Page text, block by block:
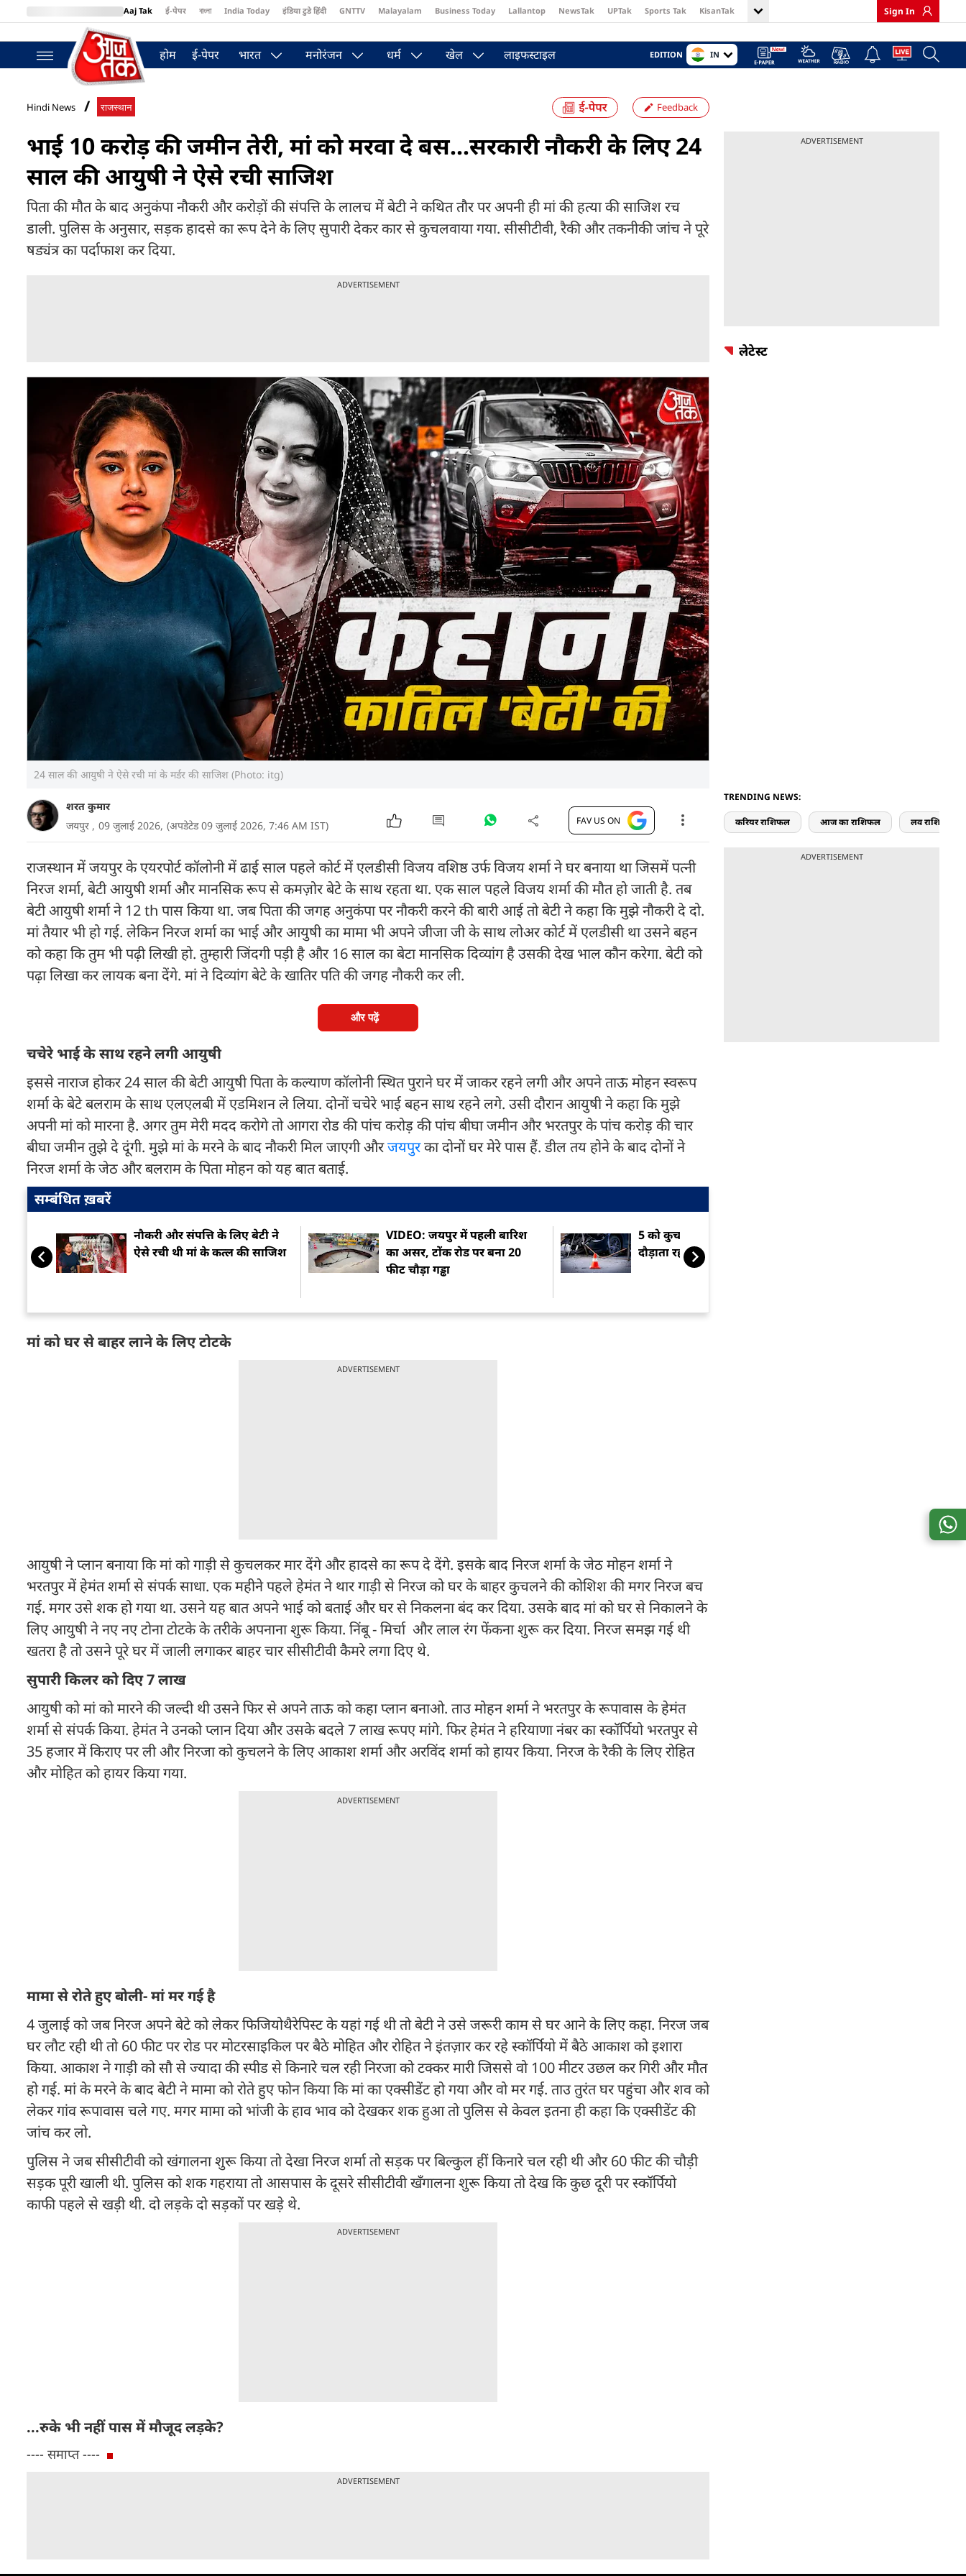
Aaj Tak ई-पेपर বাংলা India Today इंडिया टुडे हिंदी GNTTV Malayalam Business Today Lallantop NewsTak UPTak Sports Tak KisanTak
BT Bazaar
Sign In
होम ई-पेपर भारत मनोरंजन धर्म खेल लाइफस्टाइल EDITION IN
Hindi News राजस्थान Feedback
भाई 10 करोड़ की जमीन तेरी, मां को मरवा दे बस...सरकारी नौकरी के लिए 24
साल की आयुषी ने ऐसे रची साजिश
पिता की मौत के बाद अनुकंपा नौकरी और करोड़ों की संपत्ति के लालच में बेटी ने कथित तौर पर अपनी ही मां की हत्या की साजिश रच
डाली. पुलिस के अनुसार, सड़क हादसे का रूप देने के लिए सुपारी देकर कार से कुचलवाया गया. सीसीटीवी, रैकी और तकनीकी जांच ने पूरे
षड्यंत्र का पर्दाफाश कर दिया.
ADVERTISEMENT
24 साल की आयुषी ने ऐसे रची मां के मर्डर की साजिश (Photo: itg)
शरत कुमार
जयपुर , 09 जुलाई 2026, (अपडेटेड 09 जुलाई 2026, 7:46 AM IST) FAV US ON
राजस्थान में जयपुर के एयरपोर्ट कॉलोनी में ढाई साल पहले कोर्ट में एलडीसी विजय वशिष्ठ उर्फ विजय शर्मा ने घर बनाया था जिसमें पत्नी
निरज शर्मा, बेटी आयुषी शर्मा और मानसिक रूप से कमज़ोर बेटे के साथ रहता था. एक साल पहले विजय शर्मा की मौत हो जाती है. तब
बेटी आयुषी शर्मा ने 12 th पास किया था. जब पिता की जगह अनुकंपा पर नौकरी करने की बारी आई तो बेटी ने कहा कि मुझे नौकरी दे दो.
मां तैयार भी हो गई. लेकिन निरज शर्मा का भाई और आयुषी का मामा भी अपने जीजा जी के साथ लोअर कोर्ट में एलडीसी था उसने बहन
को कहा कि तुम भी पढ़ी लिखी हो. तुम्हारी जिंदगी पड़ी है और 16 साल का बेटा मानसिक दिव्यांग है उसकी देख भाल कौन करेगा. बेटी को
पढ़ा लिखा कर लायक बना देंगे. मां ने दिव्यांग बेटे के खातिर पति की जगह नौकरी कर ली.
और पढ़ें
चचेरे भाई के साथ रहने लगी आयुषी
इससे नाराज होकर 24 साल की बेटी आयुषी पिता के कल्याण कॉलोनी स्थित पुराने घर में जाकर रहने लगी और अपने ताऊ मोहन स्वरूप
शर्मा के बेटे बलराम के साथ एलएलबी में एडमिशन ले लिया. दोनों चचेरे भाई बहन साथ रहने लगे. उसी दौरान आयुषी ने कहा कि मुझे
अपनी मां को मारना है. अगर तुम मेरी मदद करोगे तो आगरा रोड की पांच करोड़ की पांच बीघा जमीन और भरतपुर के पांच करोड़ की चार
बीघा जमीन तुझे दे दूंगी. मुझे मां के मरने के बाद नौकरी मिल जाएगी औरजयपुरका दोनों घर मेरे पास हैं. डील तय होने के बाद दोनों ने
निरज शर्मा के जेठ और बलराम के पिता मोहन को यह बात बताई.
सम्बंधित ख़बरें
नौकरी और संपत्ति के लिए बेटी ने
ऐसे रची थी मां के कत्ल की साजिश
VIDEO: जयपुर में पहली बारिश
का असर, टोंक रोड पर बना 20
फीट चौड़ा गड्ढा
5 को कुचलने वाला बिना लाइसेंस
दौड़ाता रहा मौत का पहिया
मां को घर से बाहर लाने के लिए टोटके
ADVERTISEMENT
आयुषी ने प्लान बनाया कि मां को गाड़ी से कुचलकर मार देंगे और हादसे का रूप दे देंगे. इसके बाद निरज शर्मा के जेठ मोहन शर्मा ने
भरतपुर में हेमंत शर्मा से संपर्क साधा. एक महीने पहले हेमंत ने थार गाड़ी से निरज को घर के बाहर कुचलने की कोशिश की मगर निरज बच
गई. मगर उसे शक हो गया था. उसने यह बात अपने भाई को बताई और घर से निकलना बंद कर दिया. उसके बाद मां को घर से निकालने के
लिए आयुषी ने नए नए टोना टोटके के तरीके अपनाना शुरू किया. निंबू - मिर्चा और लाल रंग फेंकना शुरू कर दिया. निरज समझ गई थी
खतरा है तो उसने पूरे घर में जाली लगाकर बाहर चार सीसीटीवी कैमरे लगा दिए थे.
सुपारी किलर को दिए 7 लाख
आयुषी को मां को मारने की जल्दी थी उसने फिर से अपने ताऊ को कहा प्लान बनाओ. ताउ मोहन शर्मा ने भरतपुर के रूपावास के हेमंत
शर्मा से संपर्क किया. हेमंत ने उनको प्लान दिया और उसके बदले 7 लाख रूपए मांगे. फिर हेमंत ने हरियाणा नंबर का स्कॉर्पियो भरतपुर से
35 हजार में किराए पर ली और निरजा को कुचलने के लिए आकाश शर्मा और अरविंद शर्मा को हायर किया. निरज के रैकी के लिए रोहित
और मोहित को हायर किया गया.
ADVERTISEMENT
मामा से रोते हुए बोली- मां मर गई है
4 जुलाई को जब निरज अपने बेटे को लेकर फिजियोथैरेपिस्ट के यहां गई थी तो बेटी ने उसे जरूरी काम से घर आने के लिए कहा. निरज जब
घर लौट रही थी तो 60 फीट पर रोड पर मोटरसाइकिल पर बैठे मोहित और रोहित ने इंतज़ार कर रहे स्कॉर्पियो में बैठे आकाश को इशारा
किया. आकाश ने गाड़ी को सौ से ज्यादा की स्पीड से किनारे चल रही निरजा को टक्कर मारी जिससे वो 100 मीटर उछल कर गिरी और मौत
हो गई. मां के मरने के बाद बेटी ने मामा को रोते हुए फोन किया कि मां का एक्सीडेंट हो गया और वो मर गई. ताउ तुरंत घर पहुंचा और शव को
लेकर गांव रूपावास चले गए. मगर मामा को भांजी के हाव भाव को देखकर शक हुआ तो पुलिस से केवल इतना ही कहा कि एक्सीडेंट की
जांच कर लो.
पुलिस ने जब सीसीटीवी को खंगालना शुरू किया तो देखा निरज शर्मा तो सड़क पर बिल्कुल हीं किनारे चल रही थी और 60 फीट की चौड़ी
सड़क पूरी खाली थी. पुलिस को शक गहराया तो आसपास के दूसरे सीसीटीवी खँगालना शुरू किया तो देख कि कुछ दूरी पर स्कॉर्पियो
काफी पहले से खड़ी थी. दो लड़के दो सड़कों पर खड़े थे.
ADVERTISEMENT
...रुके भी नहीं पास में मौजूद लड़के?
---- समाप्त ----
ADVERTISEMENT
ADVERTISEMENT
लेटेस्ट
TRENDING NEWS:
करियर राशिफल आज का राशिफल लव राशिफल
ADVERTISEMENT